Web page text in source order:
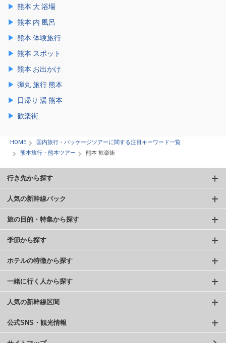
熊本 大 浴場
熊本 内 風呂
熊本 体験旅行
熊本 スポット
熊本 お出かけ
弾丸 旅行 熊本
日帰り 湯 熊本
歓楽街
HOME
国内旅行・パッケージツアーに関する注目キーワード一覧
熊本旅行・熊本ツアー
熊本 歓楽街
行き先から探す
人気の新幹線パック
旅の目的・特集から探す
季節から探す
ホテルの特徴から探す
一緒に行く人から探す
人気の新幹線区間
公式SNS・観光情報